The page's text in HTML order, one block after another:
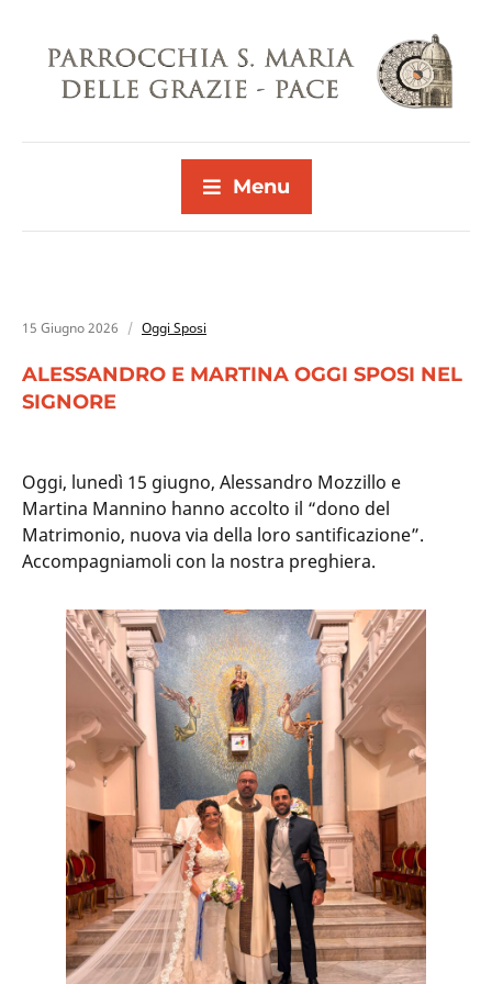
Menu
15 Giugno 2026 Oggi Sposi
ALESSANDRO E MARTINA OGGI SPOSI NEL
SIGNORE
Oggi, lunedì 15 giugno, Alessandro Mozzillo e
Martina Mannino hanno accolto il “dono del
Matrimonio, nuova via della loro santificazione”.
Accompagniamoli con la nostra preghiera.